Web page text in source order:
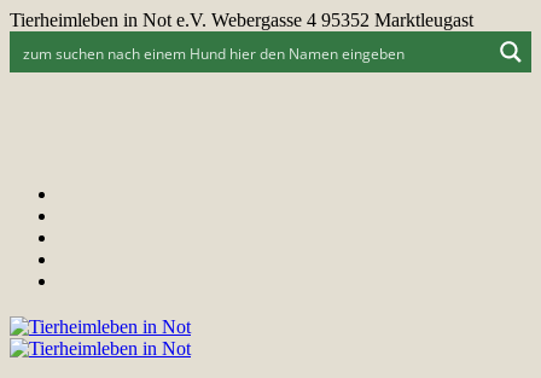
Tierheimleben in Not e.V. Webergasse 4 95352 Marktleugast